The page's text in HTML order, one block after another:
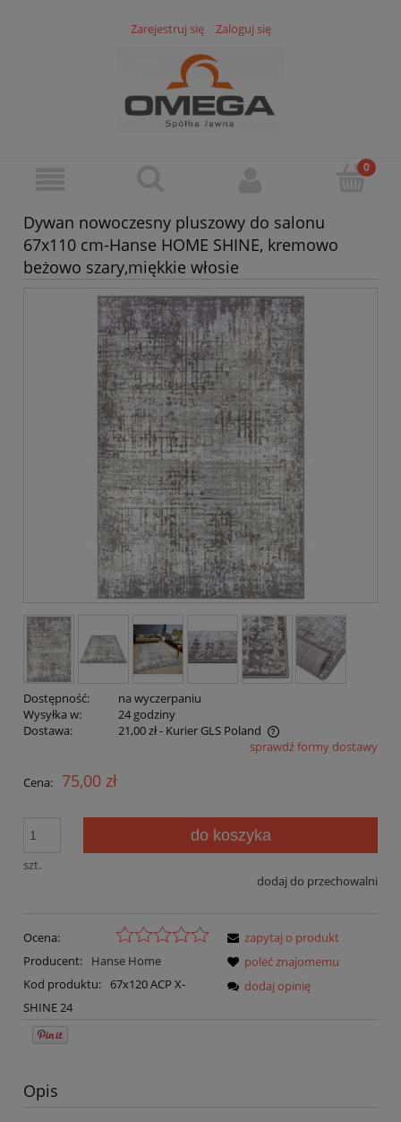
Zarejestruj się Zaloguj się
Dywan nowoczesny pluszowy do salonu
67x110 cm-Hanse HOME SHINE, kremowo
beżowo szary,miękkie włosie
Dostępność:
na wyczerpaniu
Wysyłka w:
24 godziny
Dostawa:
21,00 zł- Kurier GLS Poland
Cena nie zawiera ewentualnych kosztów płatnościsprawdź formy dostawy
Cena: 75,00 zł
szt.
do koszyka
dodaj do przechowalni
Ocena:
Producent:
Hanse Home
Kod produktu: 67x120 ACP X-
SHINE 24
zapytaj o produkt
poleć znajomemu
dodaj opinię
Opis